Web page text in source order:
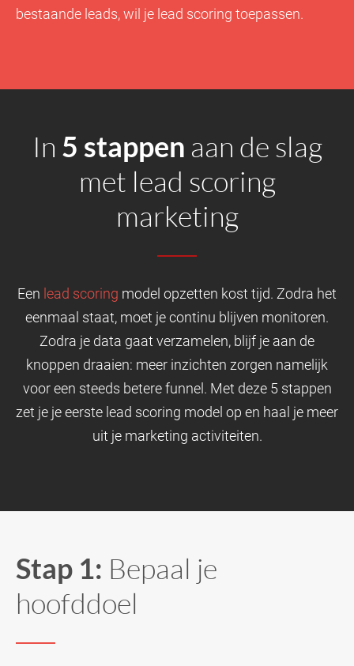
bestaande leads, wil je lead scoring toepassen.
In 5 stappen aan de slag
met lead scoring
marketing
Een lead scoring model opzetten kost tijd. Zodra het
eenmaal staat, moet je continu blijven monitoren.
Zodra je data gaat verzamelen, blijf je aan de
knoppen draaien: meer inzichten zorgen namelijk
voor een steeds betere funnel. Met deze 5 stappen
zet je je eerste lead scoring model op en haal je meer
uit je marketing activiteiten.
Stap 1: Bepaal je
hoofddoel